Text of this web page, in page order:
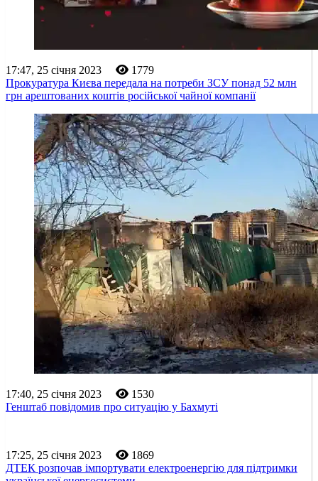
17:47, 25 січня 2023
1779
Прокуратура Києва передала на потреби ЗСУ понад 52 млн
грн арештованих коштів російської чайної компанії
17:40, 25 січня 2023
1530
Генштаб повідомив про ситуацію у Бахмуті
17:25, 25 січня 2023
1869
ДТЕК розпочав імпортувати електроенергію для підтримки